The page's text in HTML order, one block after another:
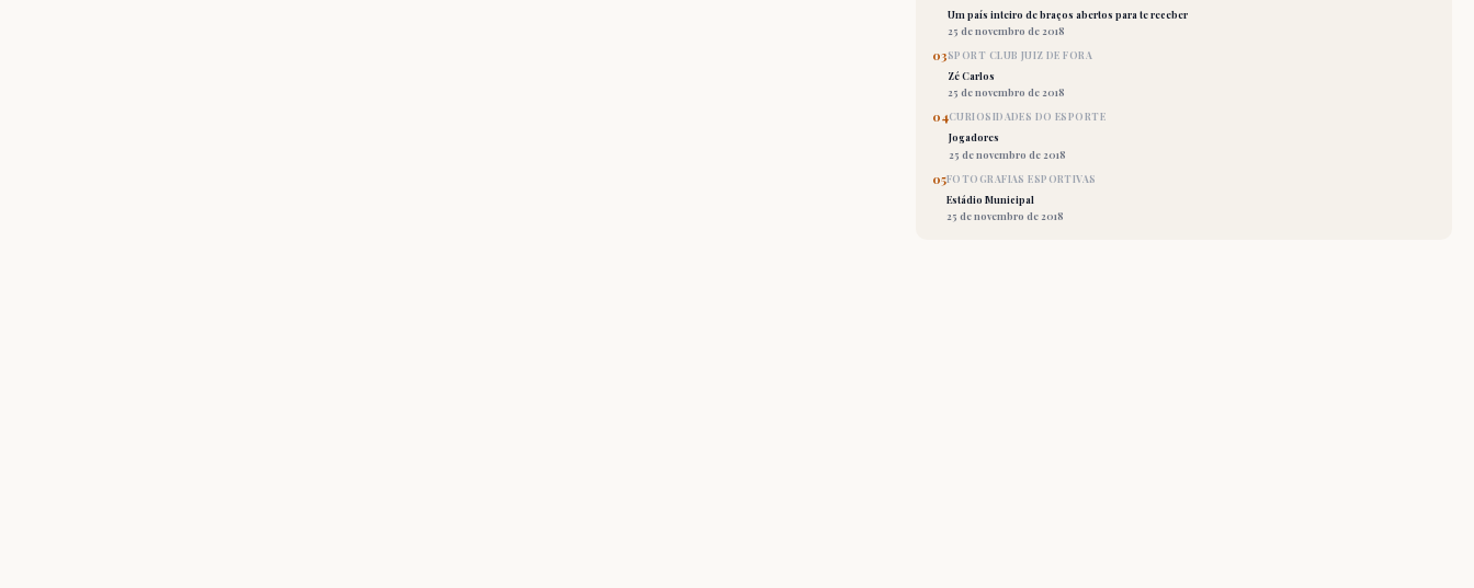
Um país inteiro de braços abertos para te receber
25 de novembro de 2018
03SPORT CLUB JUIZ DE FORA
Zé Carlos
25 de novembro de 2018
04CURIOSIDADES DO ESPORTE
Jogadores
25 de novembro de 2018
05FOTOGRAFIAS ESPORTIVAS
Estádio Municipal
25 de novembro de 2018